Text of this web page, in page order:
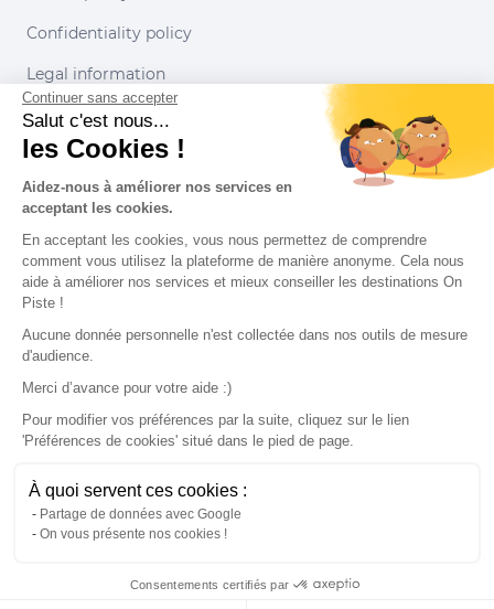
Continue with the app
Confidentiality policy
Legal information
Conditions of use
Our partners
v. 1.45.0
Continuer sans accepter
Salut c'est nous...
les Cookies !
Aidez-nous à améliorer nos services en
acceptant les cookies.
En acceptant les cookies, vous nous permettez de comprendre
comment vous utilisez la plateforme de manière anonyme. Cela nous
aide à améliorer nos services et mieux conseiller les destinations On
Piste !
Aucune donnée personnelle n'est collectée dans nos outils de mesure
d'audience.
Merci d’avance pour votre aide :)
Pour modifier vos préférences par la suite, cliquez sur le lien
'Préférences de cookies' situé dans le pied de page.
À quoi servent ces cookies :
Partage de données avec Google
On vous présente nos cookies !
Consentements certifiés par